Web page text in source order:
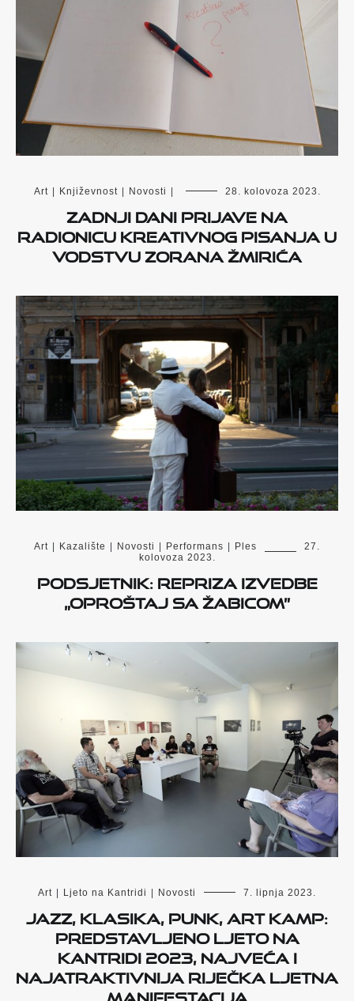
Art | Književnost | Novosti | 28. kolovoza 2023.
Zadnji dani prijave na
radionicu kreativnog pisanja u
vodstvu Zorana Žmirića
Art | Kazalište | Novosti | Performans | Ples
27.
kolovoza 2023.
Podsjetnik: Repriza izvedbe
„Oproštaj sa Žabicom”
Art | Ljeto na Kantridi | Novosti 7. lipnja 2023.
Jazz, klasika, punk, Art Kamp:
Predstavljeno Ljeto na
Kantridi 2023, najveća i
najatraktivnija riječka ljetna
manifestacija